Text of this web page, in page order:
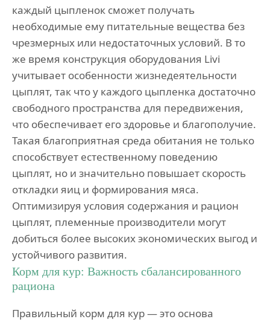
каждый цыпленок сможет получать
необходимые ему питательные вещества без
чрезмерных или недостаточных условий. В то
же время конструкция оборудования Livi
учитывает особенности жизнедеятельности
цыплят, так что у каждого цыпленка достаточно
свободного пространства для передвижения,
что обеспечивает его здоровье и благополучие.
Такая благоприятная среда обитания не только
способствует естественному поведению
цыплят, но и значительно повышает скорость
откладки яиц и формирования мяса.
Оптимизируя условия содержания и рацион
цыплят, племенные производители могут
добиться более высоких экономических выгод и
устойчивого развития.
Корм для кур: Важность сбалансированного
рациона
Правильный корм для кур — это основа